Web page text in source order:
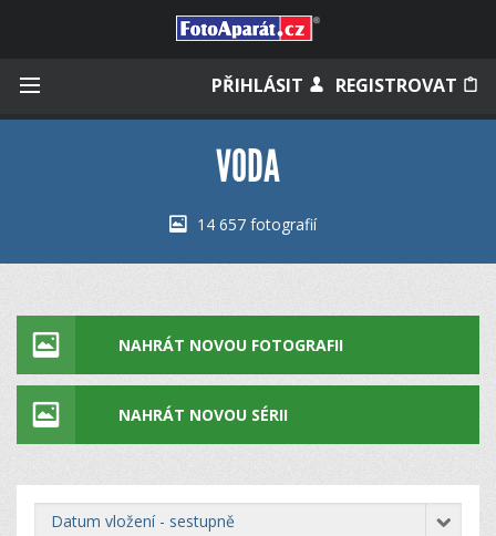
PŘIHLÁSIT REGISTROVAT
Měli jste účet na starém webu?
VODA
14 657 fotografií
NAHRÁT NOVOU FOTOGRAFII
NAHRÁT NOVOU SÉRII
datum vložení - sestupně